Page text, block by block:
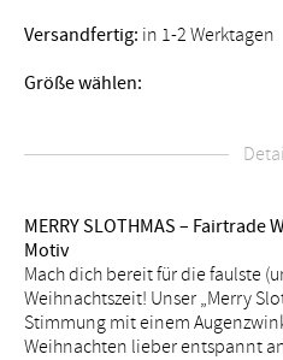
Versandfertig: in 1-2 Werktagen
Größe wählen:
MERRY SLOTHMAS –
Motiv
Mach dich bereit für die faulste
Weihnachtszeit! Unser „Merry
Stimmung mit einem
Weihnachten lieber entspannt